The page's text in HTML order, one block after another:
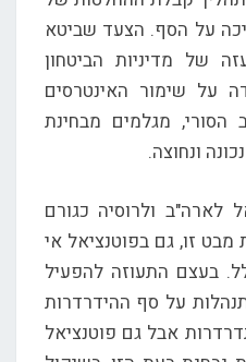
על הסף. הצעד שביטא
של מדיניות הביטחון
על שימור האינטרסים
הסורי, מגלמים מבחינת
ונחוצה.
לארה"ב ולרוסיה כגורם
מבט זו, גם בפוטנציאל אי
בעצם התעוזה להפעיל
על סף ההידרדרות
אבל גם פוטנציאל